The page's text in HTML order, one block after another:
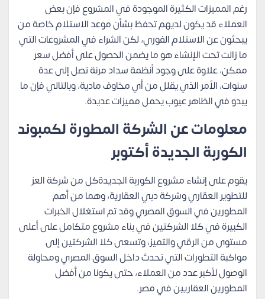
رغم المميزات الكثيرة الموجودة في المشروع فإن بعض
العملاء قد يكون لديهم تحفظ بشأن موعد الاستلام خاصة من
يبحثون عن الاستلام الفوري، لكن الشراء في المشروعات التي
ما زالت تحت الإنشاء هو ما يضمن الحصول على أفضل سعر
ممكن، علاوة على وجود أنظمة سداد مرنة تصل إلى عدة
سنوات، الأمر الذي يقلل من أي مخاوف مادية، وبالتالي فإن ما
يبدو في الظاهر عيوب يحمل مميزات عديدة.
معلومات عن الشركة المطورة لكمبوند
الكوربة الجديدة أكتوبر
يقوم على إنشاء مشروع الكوربة الجديدةكل من شركة العز
للتطوير العقاري وشركة دبي العقارية، وهما من أهم
المطورين في السوق المصري وقد تم استغلال الخبرات
الكبيرة في كلا الشركتين في بناء مشروع متكامل على أعلى
مستوى من الرقي والتميز، وتسعى كلا الشركتين إلى
مواكبة التطورات التي تحدث داخل السوق المصري ومحاولة
الوصول لأكبر عدد من العملاء، حتى يكونا من أفضل
المطورين العقاريين في مصر.